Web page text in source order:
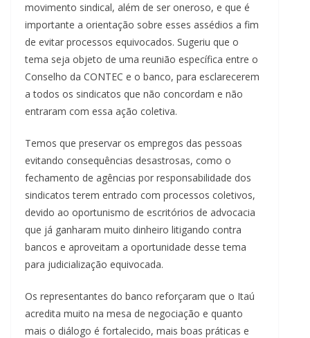
movimento sindical, além de ser oneroso, e que é
importante a orientação sobre esses assédios a fim
de evitar processos equivocados. Sugeriu que o
tema seja objeto de uma reunião específica entre o
Conselho da CONTEC e o banco, para esclarecerem
a todos os sindicatos que não concordam e não
entraram com essa ação coletiva.
Temos que preservar os empregos das pessoas
evitando consequências desastrosas, como o
fechamento de agências por responsabilidade dos
sindicatos terem entrado com processos coletivos,
devido ao oportunismo de escritórios de advocacia
que já ganharam muito dinheiro litigando contra
bancos e aproveitam a oportunidade desse tema
para judicialização equivocada.
Os representantes do banco reforçaram que o Itaú
acredita muito na mesa de negociação e quanto
mais o diálogo é fortalecido, mais boas práticas e